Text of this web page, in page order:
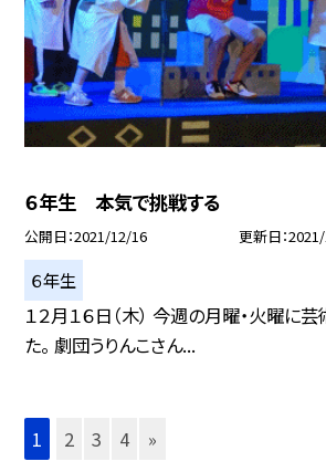
６年生 本気で挑戦する
公開日 2021/12/16 更新日
６年生
１２月１６日（木） 今週の月曜・火曜に
た。 劇団うりんこさん...
1 2 3 4 »